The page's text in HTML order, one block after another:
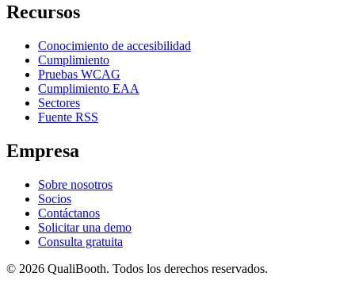
Recursos
Conocimiento de accesibilidad
Cumplimiento
Pruebas WCAG
Cumplimiento EAA
Sectores
Fuente RSS
Empresa
Sobre nosotros
Socios
Contáctanos
Solicitar una demo
Consulta gratuita
© 2026 QualiBooth. Todos los derechos reservados.